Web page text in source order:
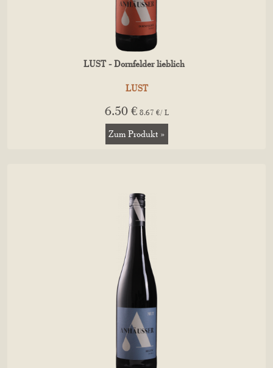
LUST - Dornfelder lieblich
LUST
6.50 € 8.67 €/ L
Zum Produkt »